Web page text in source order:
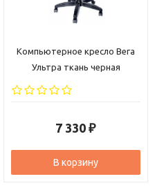
Компьютерное кресло Вега
Ультра ткань черная
7 330 ₽
В корзину